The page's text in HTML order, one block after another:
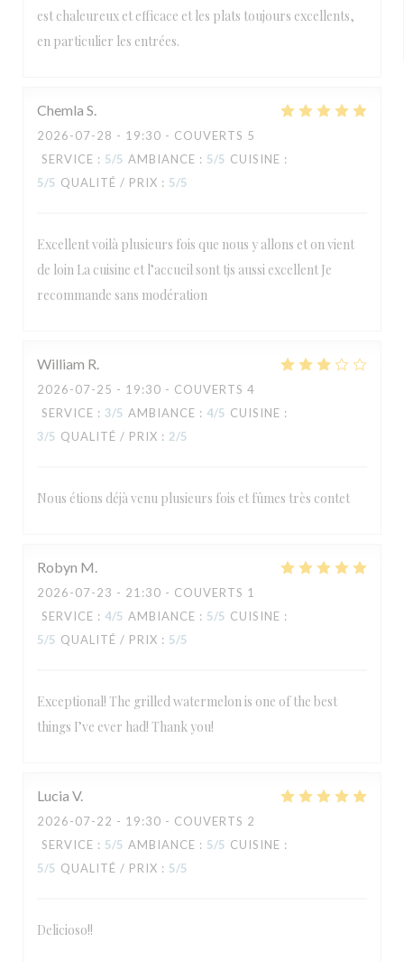
est chaleureux et efficace et les plats toujours excellents,
en particulier les entrées.
Chemla S
2026-07-28 - 19:30 - COUVERTS 5
SERVICE : 5/5 AMBIANCE : 5/5 CUISINE :
5/5 QUALITÉ / PRIX : 5/5
Excellent voilà plusieurs fois que nous y allons et on vient
de loin La cuisine et l’accueil sont tjs aussi excellent Je
recommande sans modération
William R
2026-07-25 - 19:30 - COUVERTS 4
SERVICE : 3/5 AMBIANCE : 4/5 CUISINE :
3/5 QUALITÉ / PRIX : 2/5
Nous étions déjà venu plusieurs fois et fûmes très contet
Robyn M
2026-07-23 - 21:30 - COUVERTS 1
SERVICE : 4/5 AMBIANCE : 5/5 CUISINE :
5/5 QUALITÉ / PRIX : 5/5
Exceptional! The grilled watermelon is one of the best
things I’ve ever had! Thank you!
Lucia V
2026-07-22 - 19:30 - COUVERTS 2
SERVICE : 5/5 AMBIANCE : 5/5 CUISINE :
5/5 QUALITÉ / PRIX : 5/5
Delicioso!!